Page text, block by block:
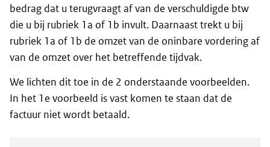
bedrag dat u terugvraagt af van de verschuldigde btw
die u bij rubriek 1a of 1b invult. Daarnaast trekt u bij
rubriek 1a of 1b de omzet van de oninbare vordering af
van de omzet over het betreffende tijdvak.
We lichten dit toe in de 2 onderstaande voorbeelden.
In het 1e voorbeeld is vast komen te staan dat de
factuur niet wordt betaald.